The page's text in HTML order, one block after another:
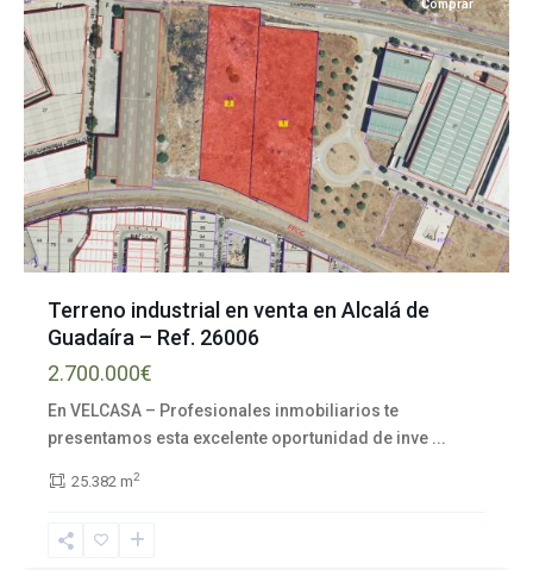
Comprar
Terreno industrial en venta en Alcalá de
Guadaíra – Ref. 26006
2.700.000€
En VELCASA – Profesionales inmobiliarios te
presentamos esta excelente oportunidad de inve ...
25.382 m2
Polígono
La
isla,
Dos
Sevilla
provincia